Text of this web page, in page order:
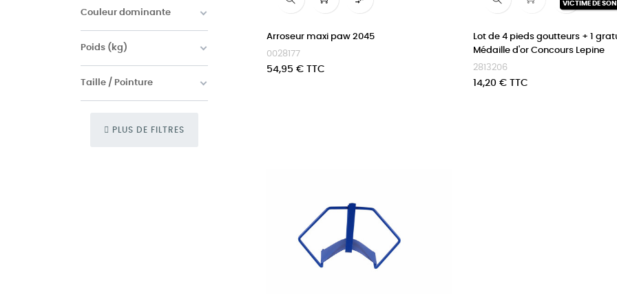
Couleur dominante
Poids (kg)
Taille / Pointure
PLUS DE FILTRES
Arroseur maxi paw 2045
0028177
Prix
54,95 € TTC
VICTIME DE
Lot de 4 pieds goutteurs + 1
Médaille d'or Concours Lepine
2813206
Prix
14,20 € TTC